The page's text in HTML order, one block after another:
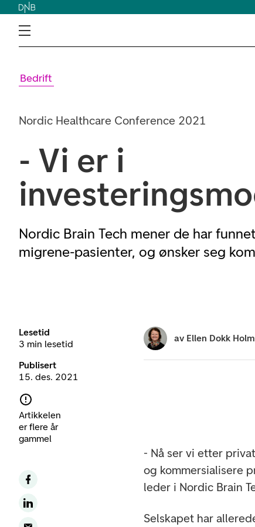
Bedrift
Nordic Healthcare Conference 2021
- Vi er i
Nordic Brain Tech mener de har
migrene-pasienter, og ønsker seg
Lesetid
3 min lesetid
Publisert
15. des. 2021
Artikkelen
er flere år
gammel
av Ellen Dokk Holm
- Nå ser vi etter
og kommersialisere
leder i Nordic Brain
Selskapet har